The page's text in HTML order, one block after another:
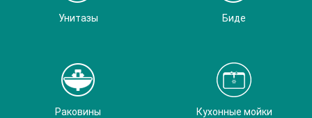
Унитазы Биде
Раковины Кухонные мойки